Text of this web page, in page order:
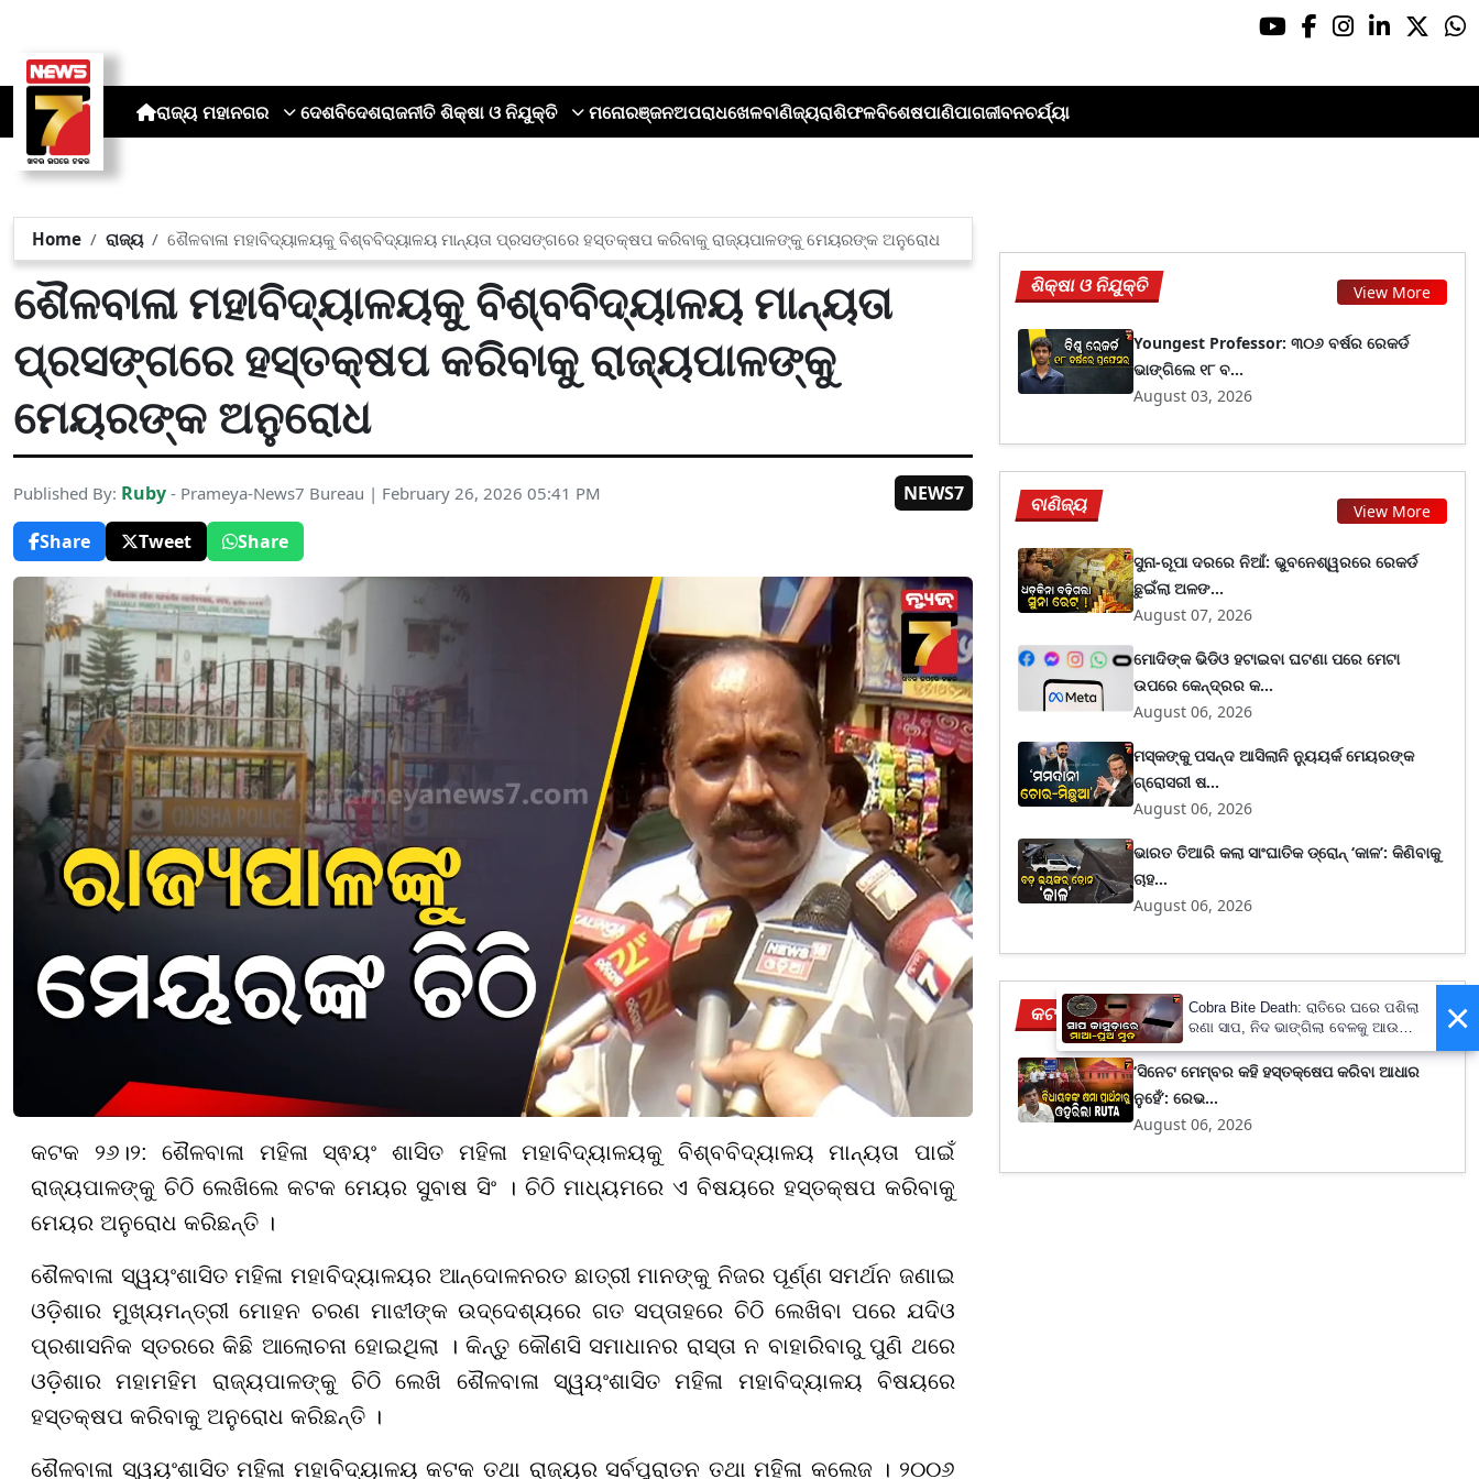
ରାଜ୍ୟ ମହାନଗର ଦେଶବିଦେଶରାଜନୀତି ଶିକ୍ଷା ଓ ନିଯୁକ୍ତି ମନୋରଞ୍ଜନଅପରାଧଖେଳବାଣିଜ୍ୟରାଶିଫଳବିଶେଷପାଣିପାଗଜୀବନଚର୍ଯ୍ୟା
Home ରାଜ୍ୟ ଶୈଳବାଳା ମହାବିଦ୍ୟାଳୟକୁ ବିଶ୍ବବିଦ୍ୟାଳୟ ମାନ୍ୟତା ପ୍ରସଙ୍ଗରେ ହସ୍ତକ୍ଷପ କରିବାକୁ ରାଜ୍ୟପାଳଙ୍କୁ ମେୟରଙ୍କ ଅନୁରୋଧ
ଶୈଳବାଳା ମହାବିଦ୍ୟାଳୟକୁ ବିଶ୍ବବିଦ୍ୟାଳୟ ମାନ୍ୟତା
ପ୍ରସଙ୍ଗରେ ହସ୍ତକ୍ଷପ କରିବାକୁ ରାଜ୍ୟପାଳଙ୍କୁ
ମେୟରଙ୍କ ଅନୁରୋଧ
Published By: Ruby - Prameya-News7 Bureau | February 26, 2026 05:41 PM
NEWS7
Share
Tweet Share
କଟକ ୨୬।୨: ଶୈଳବାଳା ମହିଳା ସ୍ଵୟଂ ଶାସିତ ମହିଳା ମହାବିଦ୍ୟାଳୟକୁ ବିଶ୍ବବିଦ୍ୟାଳୟ ମାନ୍ୟତା ପାଇଁ
ରାଜ୍ୟପାଳଙ୍କୁ ଚିଠି ଲେଖିଲେ କଟକ ମେୟର ସୁବାଷ ସିଂ । ଚିଠି ମାଧ୍ୟମରେ ଏ ବିଷୟରେ ହସ୍ତକ୍ଷପ କରିବାକୁ
ମେୟର ଅନୁରୋଧ କରିଛନ୍ତି ।
ଶୈଳବାଳା ସ୍ୱୟଂଶାସିତ ମହିଳା ମହାବିଦ୍ୟାଳୟର ଆନ୍ଦୋଳନରତ ଛାତ୍ରୀ ମାନଙ୍କୁ ନିଜର ପୂର୍ଣ୍ଣ ସମର୍ଥନ ଜଣାଇ
ଓଡ଼ିଶାର ମୁଖ୍ୟମନ୍ତ୍ରୀ ମୋହନ ଚରଣ ମାଝୀଙ୍କ ଉଦ୍ଦେଶ୍ୟରେ ଗତ ସପ୍ତାହରେ ଚିଠି ଲେଖିବା ପରେ ଯଦିଓ
ପ୍ରଶାସନିକ ସ୍ତରରେ କିଛି ଆଲୋଚନା ହୋଇଥିଲା । କିନ୍ତୁ କୌଣସି ସମାଧାନର ରାସ୍ତା ନ ବାହାରିବାରୁ ପୁଣି ଥରେ
ଓଡ଼ିଶାର ମହାମହିମ ରାଜ୍ୟପାଳଙ୍କୁ ଚିଠି ଲେଖି ଶୈଳବାଳା ସ୍ୱୟଂଶାସିତ ମହିଳା ମହାବିଦ୍ୟାଳୟ ବିଷୟରେ
ହସ୍ତକ୍ଷପ କରିବାକୁ ଅନୁରୋଧ କରିଛନ୍ତି ।
ଶୈଳବାଳା ସ୍ୱୟଂଶାସିତ ମହିଳା ମହାବିଦ୍ୟାଳୟ କଟକ ତଥା ରାଜ୍ୟର ସର୍ବପୁରାତନ ତଥା ମହିଳା କଲେଜ । ୨୦୦୬
ଶିକ୍ଷା ଓ ନିଯୁକ୍ତି View More
Youngest Professor: ୩୦୬ ବର୍ଷର ରେକର୍ଡ
ଭାଙ୍ଗିଲେ ୧୮ ବ...
August 03, 2026
ବାଣିଜ୍ୟ View More
ସୁନା-ରୂପା ଦରରେ ନିଆଁ: ଭୁବନେଶ୍ୱରରେ ରେକର୍ଡ
ଛୁଇଁଲା ଅଳଙ...
August 07, 2026
ମୋଦିଙ୍କ ଭିଡିଓ ହଟାଇବା ଘଟଣା ପରେ ମେଟା
ଉପରେ କେନ୍ଦ୍ରର କ...
August 06, 2026
ମସ୍କଙ୍କୁ ପସନ୍ଦ ଆସିଲାନି ନ୍ୟୁୟର୍କ ମେୟରଙ୍କ
ଗ୍ରୋସରୀ ଷ...
August 06, 2026
ଭାରତ ତିଆରି କଲା ସାଂଘାତିକ ଡ୍ରୋନ୍ ‘କାଳ’: କିଣିବାକୁ
ଚାହ...
August 06, 2026
କଟକ View More
‘ସିନେଟ ମେମ୍ବର କହି ହସ୍ତକ୍ଷେପ କରିବା ଆଧାର
ନୁହେଁ’: ରେଭ...
August 06, 2026
×
Cobra Bite Death: ରାତିରେ ଘରେ ପଶିଲା
ରଣା ସାପ, ନିଦ ଭାଙ୍ଗିଲା ବେଳକୁ ଆଉ
ନଥିଲେ ମା’-ପୁଅ